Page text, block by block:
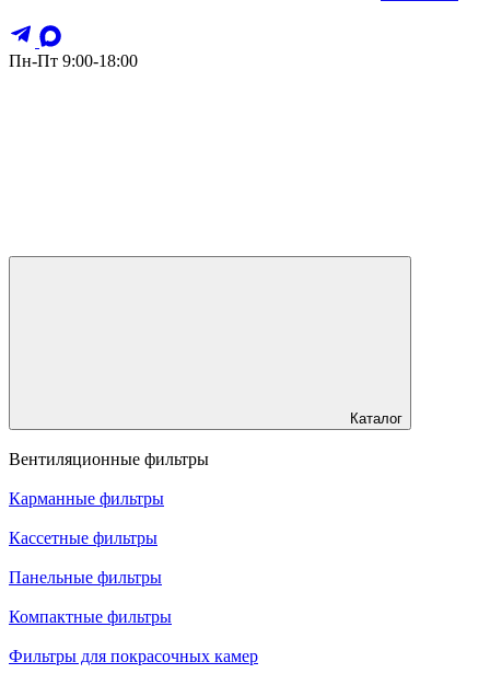
Пн-Пт 9:00-18:00
Каталог
Вентиляционные фильтры
Карманные фильтры
Кассетные фильтры
Панельные фильтры
Компактные фильтры
Фильтры для покрасочных камер